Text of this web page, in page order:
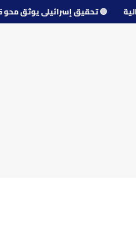
🔵تحقيق إسرائيلي